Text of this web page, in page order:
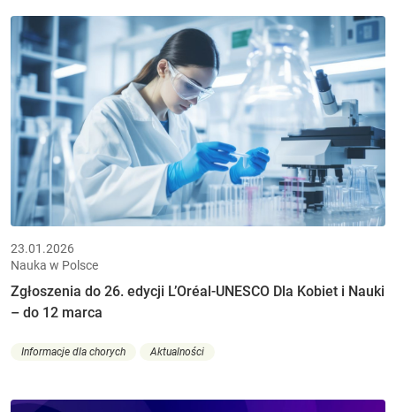
23.01.2026
Nauka w Polsce
Zgłoszenia do 26. edycji L’Oréal-UNESCO Dla Kobiet i Nauki
– do 12 marca
Informacje dla chorych Aktualności